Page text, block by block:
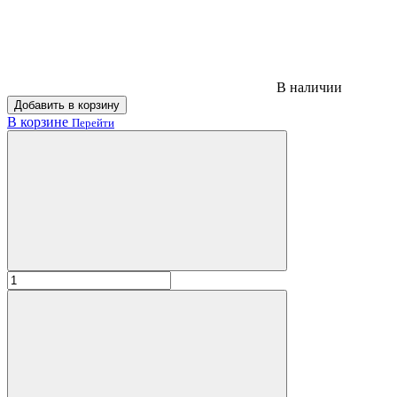
В наличии
Добавить в корзину
В корзине Перейти